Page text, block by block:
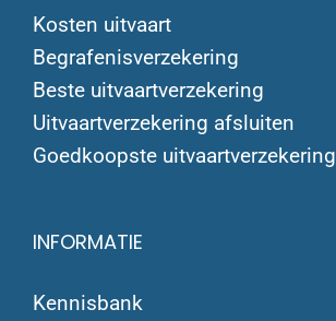
Kosten uitvaart
Begrafenisverzekering
Beste uitvaartverzekering
Uitvaartverzekering afsluiten
Goedkoopste uitvaartverzekering
INFORMATIE
Kennisbank